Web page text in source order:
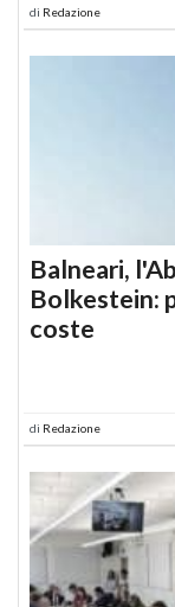
di Redazione
Balneari,
Bolkestein:
coste
di Redazione